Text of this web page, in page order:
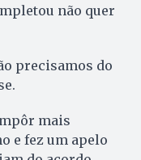
não quer
precisamos do
mais
e fez um apelo